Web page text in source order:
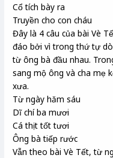
Cổ tích bày ra
Truyền cho con cháu
Đây là 4 câu của bài Vè
đáo bởi vì trong thứ tự
từ ông bà đầu nhau.
sang mộ ông và cha mẹ
xưa.
Từ ngày hăm sáu
Dĩ chí ba mươi
Cá thịt tốt tươi
Ông bà tiếp rước
Vẫn theo bài Vè Tết, từ